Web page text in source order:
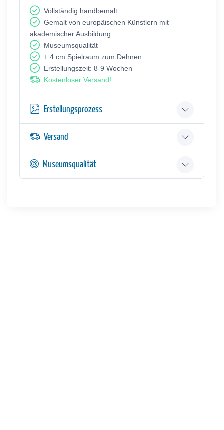
Vollständig handbemalt
Gemalt von europäischen Künstlern mit
akademischer Ausbildung
Museumsqualität
+ 4 cm Spielraum zum Dehnen
Erstellungszeit: 8-9 Wochen
Kostenloser Versand!
Erstellungsprozess
Versand
Museumsqualität